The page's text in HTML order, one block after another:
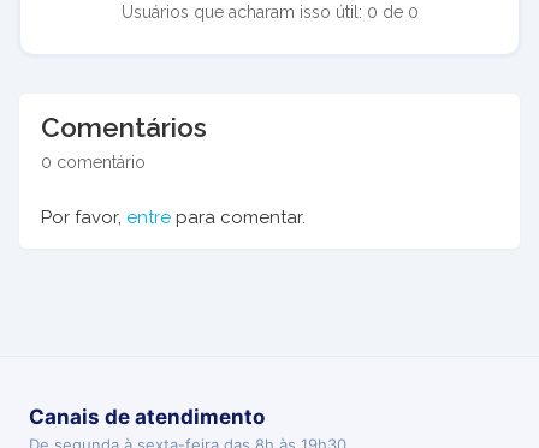
Usuários que acharam isso útil: 0 de 0
Comentários
0 comentário
Por favor, entre para comentar.
Canais de atendimento